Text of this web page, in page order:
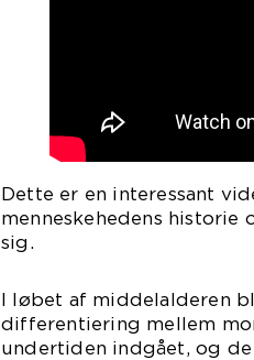
Dette er en interessant
menneskehedens
sig.
I løbet af middelalderen
differentiering mellem
undertiden indgået, og